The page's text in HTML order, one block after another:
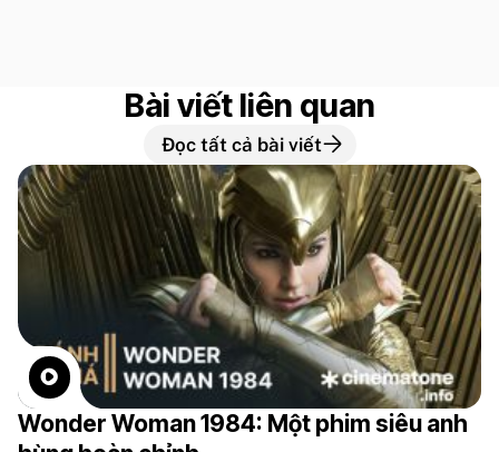
Bài viết liên quan
Đọc tất cả bài viết
Wonder Woman 1984: Một phim siêu anh